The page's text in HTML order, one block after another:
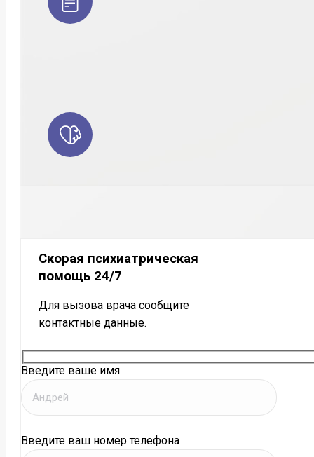
Скорая психиатрическая
помощь 24/7
Для вызова врача сообщите
контактные данные.
Введите ваше имя
Введите ваш номер телефона